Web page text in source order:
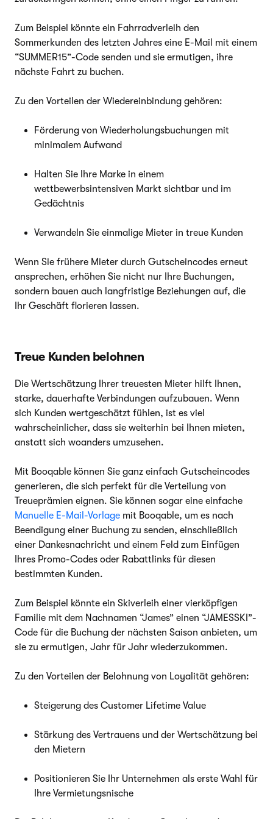
Zum Beispiel könnte ein Fahrradverleih den
Sommerkunden des letzten Jahres eine E-Mail mit einem
“SUMMER15”-Code senden und sie ermutigen, ihre
nächste Fahrt zu buchen.
Zu den Vorteilen der Wiedereinbindung gehören:
Förderung von Wiederholungsbuchungen mit
minimalem Aufwand
Halten Sie Ihre Marke in einem
wettbewerbsintensiven Markt sichtbar und im
Gedächtnis
Verwandeln Sie einmalige Mieter in treue Kunden
Wenn Sie frühere Mieter durch Gutscheincodes erneut
ansprechen, erhöhen Sie nicht nur Ihre Buchungen,
sondern bauen auch langfristige Beziehungen auf, die
Ihr Geschäft florieren lassen.
Treue Kunden belohnen
Die Wertschätzung Ihrer treuesten Mieter hilft Ihnen,
starke, dauerhafte Verbindungen aufzubauen. Wenn
sich Kunden wertgeschätzt fühlen, ist es viel
wahrscheinlicher, dass sie weiterhin bei Ihnen mieten,
anstatt sich woanders umzusehen.
Mit Booqable können Sie ganz einfach Gutscheincodes
generieren, die sich perfekt für die Verteilung von
Treueprämien eignen. Sie können sogar eine einfache
Manuelle E-Mail-Vorlage mit Booqable, um es nach
Beendigung einer Buchung zu senden, einschließlich
einer Dankesnachricht und einem Feld zum Einfügen
Ihres Promo-Codes oder Rabattlinks für diesen
bestimmten Kunden.
Zum Beispiel könnte ein Skiverleih einer vierköpfigen
Familie mit dem Nachnamen “James” einen “JAMESSKI”-
Code für die Buchung der nächsten Saison anbieten, um
sie zu ermutigen, Jahr für Jahr wiederzukommen.
Zu den Vorteilen der Belohnung von Loyalität gehören:
Steigerung des Customer Lifetime Value
Stärkung des Vertrauens und der Wertschätzung bei
den Mietern
Positionieren Sie Ihr Unternehmen als erste Wahl für
Ihre Vermietungsnische